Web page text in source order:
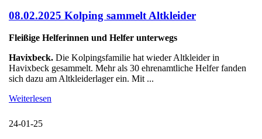
08.02.2025 Kolping sammelt Altkleider
Fleißige Helferinnen und Helfer unterwegs
Havixbeck. Die Kolpingsfamilie hat wieder Altkleider in
Havixbeck gesammelt. Mehr als 30 ehrenamtliche Helfer fanden
sich dazu am Altkleiderlager ein. Mit ...
Weiterlesen
24-01-25